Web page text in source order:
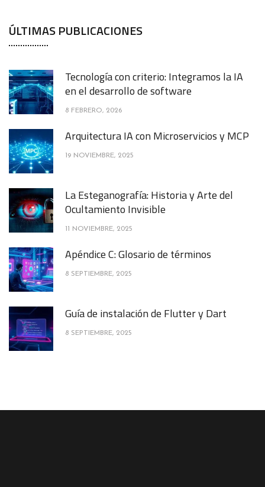
ÚLTIMAS PUBLICACIONES
Tecnología con criterio: Integramos la IA
en el desarrollo de software
8 FEBRERO, 2026
Arquitectura IA con Microservicios y MCP
19 NOVIEMBRE, 2025
La Esteganografía: Historia y Arte del
Ocultamiento Invisible
11 NOVIEMBRE, 2025
Apéndice C: Glosario de términos
8 SEPTIEMBRE, 2025
Guía de instalación de Flutter y Dart
8 SEPTIEMBRE, 2025